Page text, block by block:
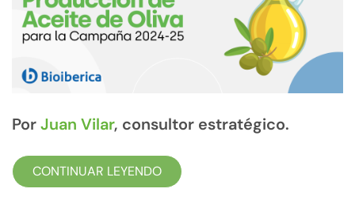
PorJuan Vilar, consultor estratégico.
CONTINUAR LEYENDO